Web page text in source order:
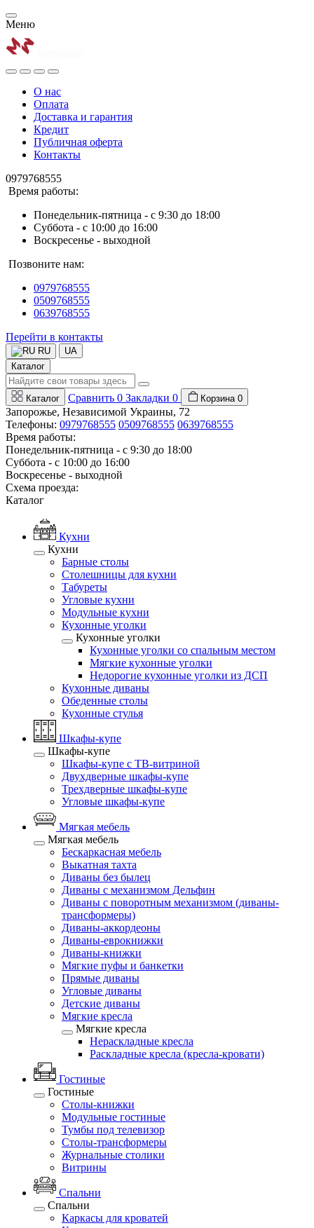
Меню
О нас
Оплата
Доставка и гарантия
Кредит
Публичная оферта
Контакты
0979768555
Время работы:
Понедельник-пятница - с 9:30 до 18:00
Суббота - с 10:00 до 16:00
Воскресенье - выходной
Позвоните нам:
0979768555
0509768555
0639768555
Перейти в контакты
RU
UA
Каталог
Каталог Сравнить 0 Закладки 0 Корзина 0
Запорожье, Независимой Украины, 72
Телефоны: 0979768555 0509768555 0639768555
Время работы:
Понедельник-пятница - с 9:30 до 18:00
Суббота - с 10:00 до 16:00
Воскресенье - выходной
Схема проезда:
Каталог
Кухни
Кухни
Барные столы
Столешницы для кухни
Табуреты
Угловые кухни
Модульные кухни
Кухонные уголки
Кухонные уголки
Кухонные уголки со спальным местом
Мягкие кухонные уголки
Недорогие кухонные уголки из ДСП
Кухонные диваны
Обеденные столы
Кухонные стулья
Шкафы-купе
Шкафы-купе
Шкафы-купе с ТВ-витриной
Двухдверные шкафы-купе
Трехдверные шкафы-купе
Угловые шкафы-купе
Мягкая мебель
Мягкая мебель
Бескаркасная мебель
Выкатная тахта
Диваны без былец
Диваны с механизмом Дельфин
Диваны с поворотным механизмом (диваны-
трансформеры)
Диваны-аккордеоны
Диваны-еврокнижки
Диваны-книжки
Мягкие пуфы и банкетки
Прямые диваны
Угловые диваны
Детские диваны
Мягкие кресла
Мягкие кресла
Нераскладные кресла
Раскладные кресла (кресла-кровати)
Гостиные
Гостиные
Столы-книжки
Модульные гостиные
Тумбы под телевизор
Столы-трансформеры
Журнальные столики
Витрины
Спальни
Спальни
Каркасы для кроватей